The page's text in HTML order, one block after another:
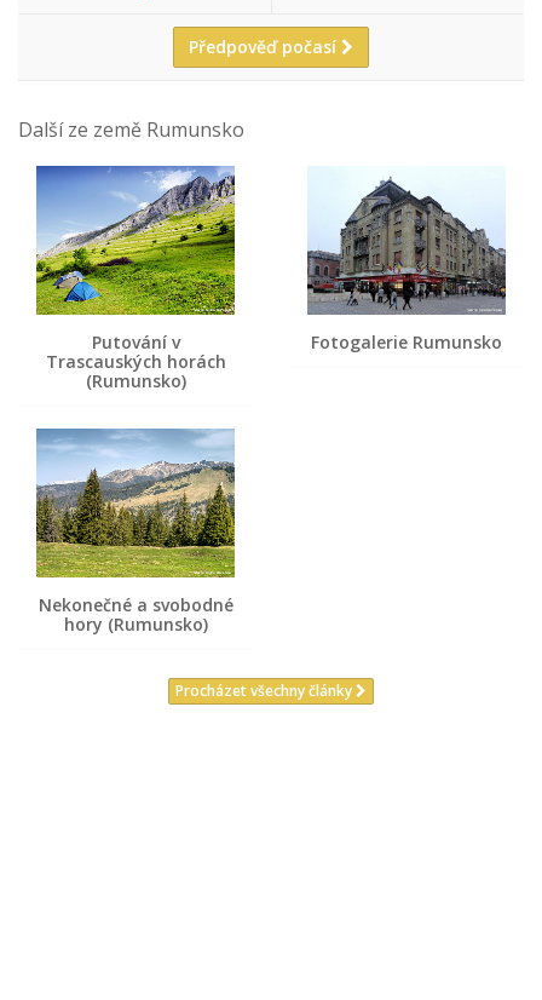
Předpověď počasí
Další ze země Rumunsko
Putování v
Trascauských horách
(Rumunsko)
Fotogalerie Rumunsko
Nekonečné a svobodné
hory (Rumunsko)
Procházet všechny články